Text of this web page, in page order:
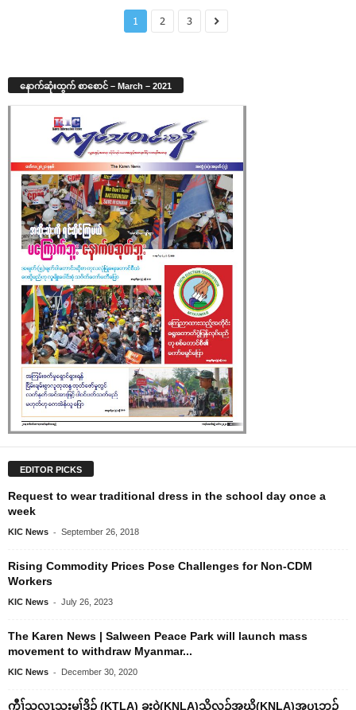
1 2 3
နောက်ဆုံးထွက် စာစောင် – March – 2021
EDITOR PICKS
Request to wear traditional dress in the school day once a
week
KIC News - September 26, 2018
Rising Commodity Prices Pose Challenges for Non-CDM
Workers
KIC News - July 26, 2023
The Karen News | Salween Peace Park will launch mass
movement to withdraw Myanmar...
KIC News - December 30, 2020
ကီၢ်သူလ့ၤသုးမုၢ်ဒိၣ် (KTLA) ခး၀ဲ(KNLA)သိလ့ၣ်အဃိ(KNLA)အၦၤဘၣ်